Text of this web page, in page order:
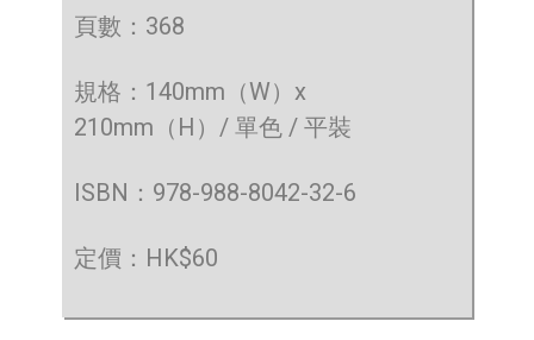
頁數：368
規格：140mm（W）x
210mm（H）/ 單色 / 平裝
ISBN：978-988-8042-32-6
定價：HK$60